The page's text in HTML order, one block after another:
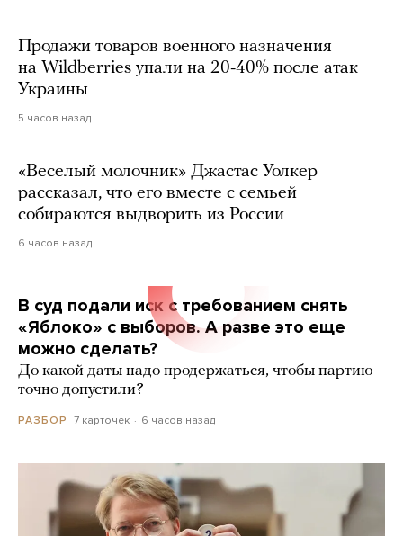
Продажи товаров военного назначения
на Wildberries упали на 20-40% после атак
Украины
5 часов назад
«Веселый молочник» Джастас Уолкер
рассказал, что его вместе с семьей
собираются выдворить из России
6 часов назад
В суд подали иск с требованием снять
«Яблоко» с выборов. А разве это еще
можно сделать?
До какой даты надо продержаться, чтобы партию
точно допустили?
РАЗБОР 7 карточек 6 часов назад